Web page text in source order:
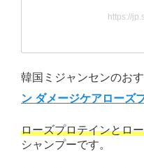
https://
韓国ミジャンセンのお
ン ダメージケアローズ
ローズプロテインとロ
シャンプーです。